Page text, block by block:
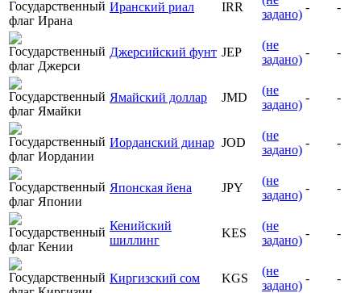
Иранский риал IRR
задано)
- -
Джерсийский фунт JEP
(не
задано)
- -
Ямайский доллар JMD
(не
задано)
- -
Иорданский динар JOD
(не
задано)
- -
Японская йена JPY
(не
задано)
- -
Кенийский
шиллинг
KES
(не
задано)
- -
Киргизский сом KGS
(не
задано)
- -